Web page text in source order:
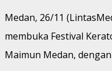
Medan, 26/11
membuka Festival
Maimun Medan,